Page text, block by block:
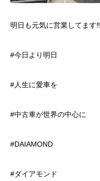
明日も元気に営業してます‼️
#今日より明日
#人生に愛車を
#中古車が世界の中心に
#DAIAMOND
#ダイアモンド